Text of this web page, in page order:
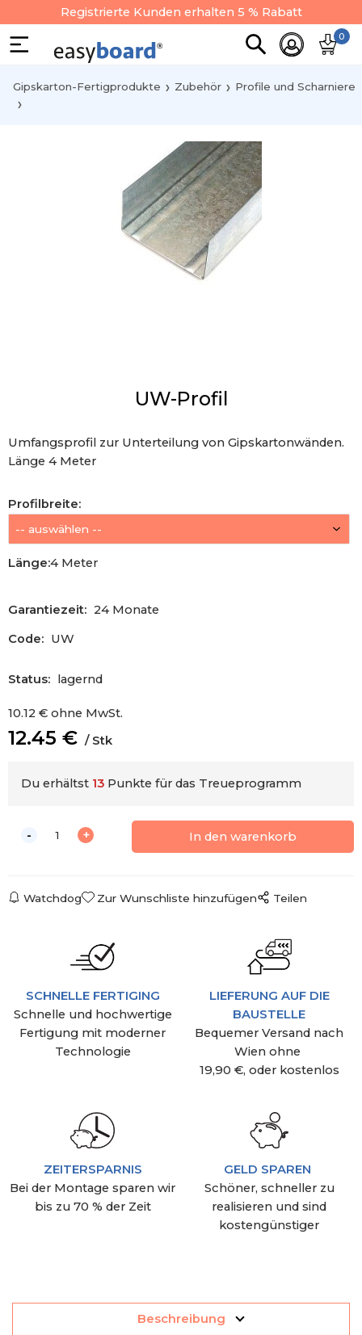
Registrierte Kunden erhalten 5 % Rabatt
0
Gipskarton-Fertigprodukte Zubehör Profile und Scharniere
UW-Profil
Umfangsprofil zur Unterteilung von Gipskartonwänden.
Länge 4 Meter
Profilbreite:
Länge:4 Meter
Garantiezeit: 24 Monate
Code: UW
Status: lagernd
10.12 € ohne MwSt.
12.45 € Stk
Du erhältst 13 Punkte für das Treueprogramm
Watchdog Zur Wunschliste hinzufügen Teilen
SCHNELLE FERTIGING
Schnelle und hochwertige
Fertigung mit moderner
Technologie
LIEFERUNG AUF DIE
BAUSTELLE
Bequemer Versand nach
Wien ohne
19,90 €, oder kostenlos
ZEITERSPARNIS
Bei der Montage sparen wir
bis zu 70 % der Zeit
GELD SPAREN
Schöner, schneller zu
realisieren und sind
kostengünstiger
Beschreibung